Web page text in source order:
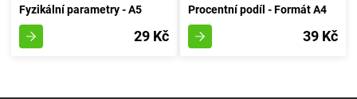
Fyzikální parametry - A5
29 Kč
Procentní podíl - Formát A4
39 Kč